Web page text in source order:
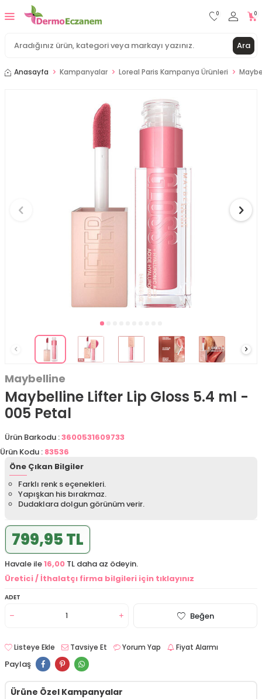
Ara
0 0
Anasayfa Kampanyalar Loreal Paris Kampanya Ürünleri
Maybelline
Maybelline Lifter Lip Gloss 5.4 ml -
005 Petal
Ürün Barkodu :3600531609733
Ürün Kodu : 83536
Öne Çıkan Bilgiler
Farklı renk s eçenekleri.
Yapışkan his bırakmaz.
Dudaklara dolgun görünüm verir.
799,95 TL
Havale ile16,00 TL daha az ödeyin.
Üretici / İthalatçı firma bilgileri için tıklayınız
ADET
Beğen
Listeye Ekle Tavsiye Et Yorum Yap Fiyat Alarmı
Paylaş
Ürüne Özel Kampanyalar